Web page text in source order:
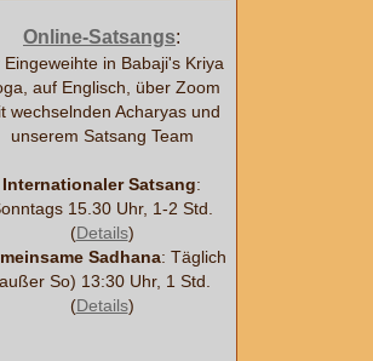
Online-Satsangs:
Eingeweihte in Babaji's Kriya
auf Englisch, über Zoom
wechselnden Acharyas und
unserem Satsang Team
Internationaler Satsang:
15.30 Uhr, 1-2 Std.
(Details)
Sadhana: Täglich
So) 13:30 Uhr, 1 Std.
(Details)